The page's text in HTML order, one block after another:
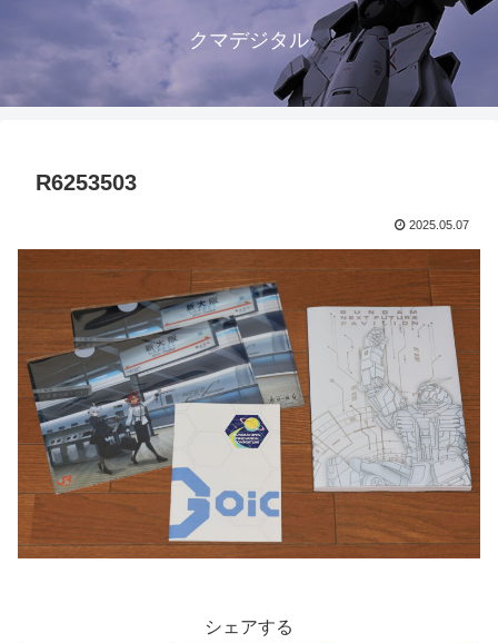
クマデジタル
R6253503
2025.05.07
シェアする